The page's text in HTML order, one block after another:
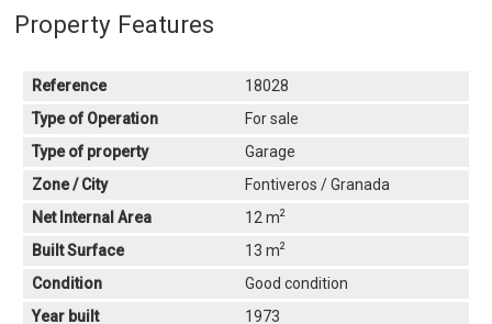
Property Features
Reference
18028
Type of Operation
For sale
Type of property
Garage
Zone / City
Fontiveros / Granada
Net Internal Area
12 m2
Built Surface 13 m2
Condition
Good condition
Year built
1973